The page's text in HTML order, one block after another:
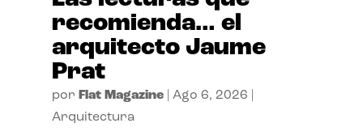
recomienda… el
arquitecto Jaume
Prat
por Flat Magazine| Ago 6, 2026
Arquitectura